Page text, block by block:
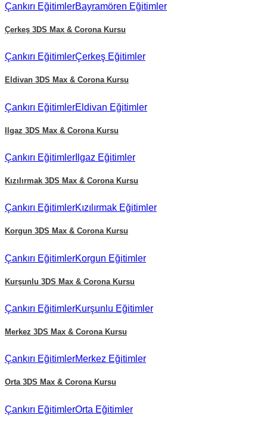
Çankırı EğitimlerBayramören Eğitimler
Çerkeş 3DS Max & Corona Kursu
Çankırı EğitimlerÇerkeş Eğitimler
Eldivan 3DS Max & Corona Kursu
Çankırı EğitimlerEldivan Eğitimler
Ilgaz 3DS Max & Corona Kursu
Çankırı Eğitimler Ilgaz Eğitimler
Kızılırmak 3DS Max & Corona Kursu
Çankırı EğitimlerKızılırmak Eğitimler
Korgun 3DS Max & Corona Kursu
Çankırı EğitimlerKorgun Eğitimler
Kurşunlu 3DS Max & Corona Kursu
Çankırı EğitimlerKurşunlu Eğitimler
Merkez 3DS Max & Corona Kursu
Çankırı EğitimlerMerkez Eğitimler
Orta 3DS Max & Corona Kursu
Çankırı EğitimlerOrta Eğitimler